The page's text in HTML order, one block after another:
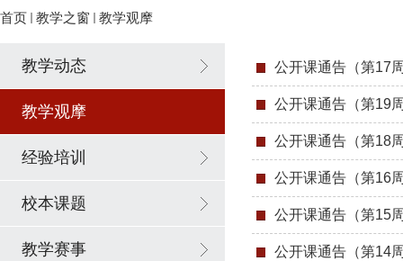
首页 教学之窗 教学观摩
教学动态
教学观摩
经验培训
校本课题
教学赛事
公开课通告（第17
公开课通告（第19
公开课通告（第18
公开课通告（第16
公开课通告（第15
公开课通告（第14